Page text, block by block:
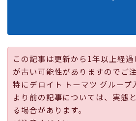
採用
公式ページ
この記事は更新から1年以上経
が古い可能性がありますのでご
特にデロイト トーマツ グループ
より前の記事については、実態
る場合があります。